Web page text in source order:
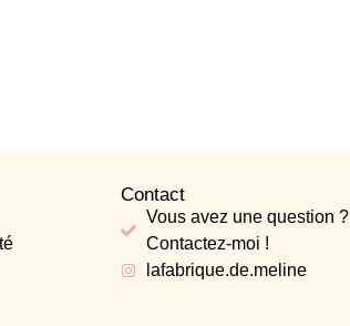
Contact
Vous avez une question ?
Contactez-moi !
lafabrique.de.meline